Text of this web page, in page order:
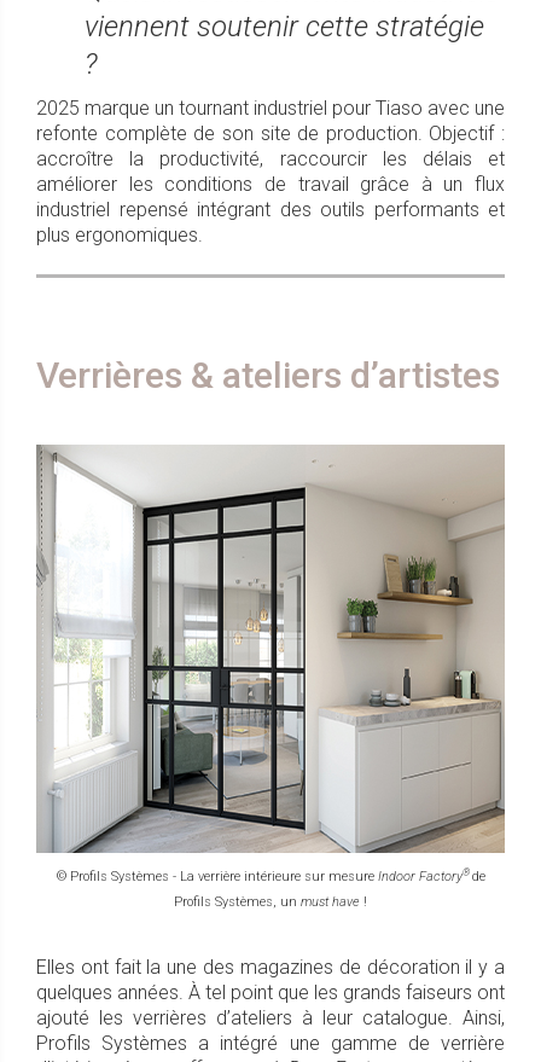
viennent soutenir cette stratégie
?
2025 marque un tournant industriel pour Tiaso avec une
refonte complète de son site de production. Objectif :
accroître la productivité, raccourcir les délais et
améliorer les conditions de travail grâce à un flux
industriel repensé intégrant des outils performants et
plus ergonomiques.
Verrières & ateliers d’artistes
© Profils Systèmes - La verrière intérieure sur mesure Indoor Factory® de
Profils Systèmes, un must have !
Elles ont fait la une des magazines de décoration il y a
quelques années. À tel point que les grands faiseurs ont
ajouté les verrières d’ateliers à leur catalogue. Ainsi,
Profils Systèmes a intégré une gamme de verrière